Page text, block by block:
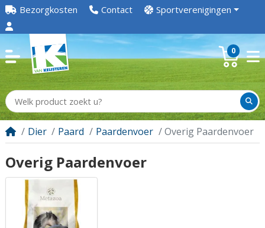
Bezorgkosten Contact Sportverenigingen
0
Dier Paard Paardenvoer Overig Paardenvoer
Overig Paardenvoer